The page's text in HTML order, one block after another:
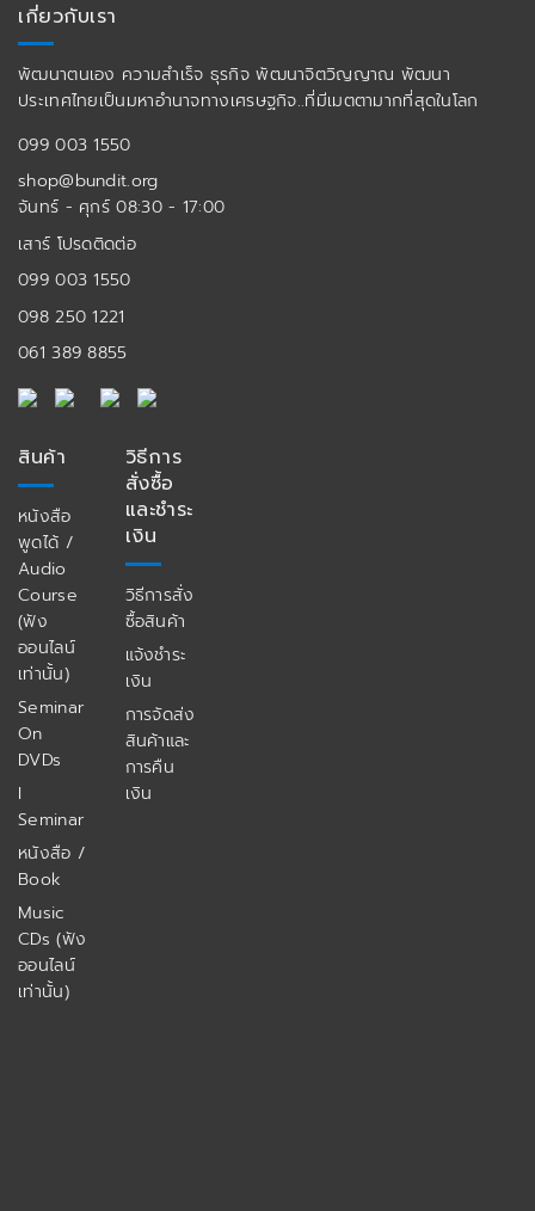
เกี่ยวกับเรา
พัฒนาตนเอง ความสำเร็จ ธุรกิจ พัฒนาจิตวิญญาณ พัฒนา
ประเทศไทยเป็นมหาอำนาจทางเศรษฐกิจ..ที่มีเมตตามากที่สุดในโลก
099 003 1550
shop@bundit.org
จันทร์ - ศุกร์ 08:30 - 17:00
เสาร์ โปรดติดต่อ
099 003 1550
098 250 1221
061 389 8855
สินค้า
หนังสือ
พูดได้ /
Audio
Course
(ฟัง
ออนไลน์
เท่านั้น)
Seminar
On
DVDs
I
Seminar
หนังสือ /
Book
Music
CDs (ฟัง
ออนไลน์
เท่านั้น)
วิธีการ
สั่งซื้อ
และชำระ
เงิน
วิธีการสั่ง
ซื้อสินค้า
แจ้งชำระ
เงิน
การจัดส่ง
สินค้าและ
การคืน
เงิน